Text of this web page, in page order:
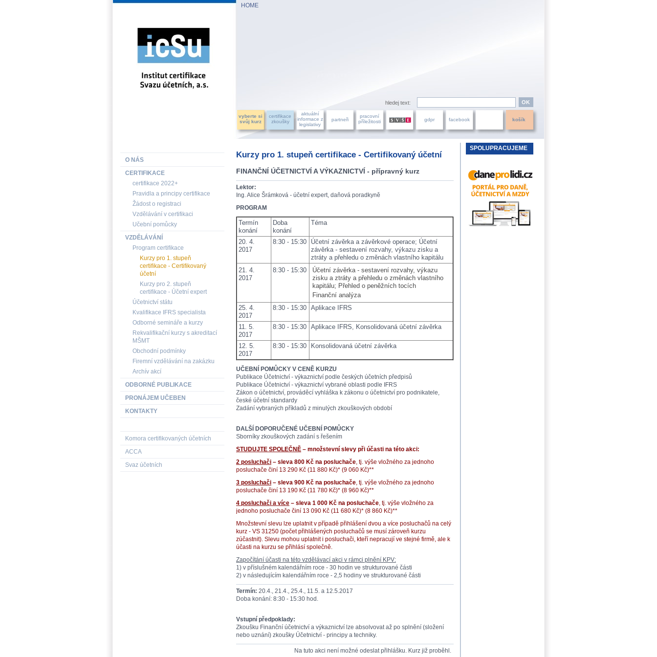
HOME
hledej text:
vyberte si
svůj kurz
certifikace
zkoušky
aktuální
informace z
legislativy
partneři
pracovní
příležitosti
gdpr facebook košík
Kurzy pro 1. stupeň certifikace - Certifikovaný účetní
FINANČNÍ ÚČETNICTVÍ A VÝKAZNICTVÍ - přípravný kurz
Lektor:
Ing. Alice Šrámková - účetní expert, daňová poradkyně
PROGRAM
Termín
konání
Doba
konání
Téma
20. 4.
2017
8:30 - 15:30
Účetní závěrka a závěrkové operace; Účetní
závěrka - sestavení rozvahy, výkazu zisku a
ztráty a přehledu o změnách vlastního kapitálu
21. 4.
2017
8:30 - 15:30
Účetní závěrka - sestavení rozvahy, výkazu
zisku a ztráty a přehledu o změnách vlastního
kapitálu; Přehled o peněžních tocích
Finanční analýza
25. 4.
2017
8:30 - 15:30 Aplikace IFRS
11. 5.
2017
8:30 - 15:30 Aplikace IFRS, Konsolidovaná účetní závěrka
12. 5.
2017
8:30 - 15:30 Konsolidovaná účetní závěrka
UČEBNÍ POMŮCKY V CENĚ KURZU
Publikace Účetnictví - výkaznictví podle českých účetních předpisů
Publikace Účetnictví - výkaznictví vybrané oblasti podle IFRS
Zákon o účetnictví, prováděcí vyhláška k zákonu o účetnictví pro podnikatele,
české účetní standardy
Zadání vybraných příkladů z minulých zkouškových období
DALŠÍ DOPORUČENÉ UČEBNÍ POMŮCKY
Sborníky zkouškových zadání s řešením
STUDUJTE SPOLEČNĚ – množstevní slevy při účasti na této akci:
2 posluchači – sleva 800 Kč na posluchače, tj. výše vložného za jednoho
posluchače činí 13 290 Kč (11 880 Kč)* (9 060 Kč)**
3 posluchači – sleva 900 Kč na posluchače, tj. výše vložného za jednoho
posluchače činí 13 190 Kč (11 780 Kč)* (8 960 Kč)**
4 posluchači a více – sleva 1 000 Kč na posluchače, tj. výše vložného za
jednoho posluchače činí 13 090 Kč (11 680 Kč)* (8 860 Kč)**
Množstevní slevu lze uplatnit v případě přihlášení dvou a více posluchačů na celý
kurz - VS 31250 (počet přihlášených posluchačů se musí zároveň kurzu
zúčastnit). Slevu mohou uplatnit i posluchači, kteří nepracují ve stejné firmě, ale k
účasti na kurzu se přihlásí společně.
Započítání účasti na této vzdělávací akci v rámci plnění KPV:
1) v příslušném kalendářním roce - 30 hodin ve strukturované části
2) v následujícím kalendářním roce - 2,5 hodiny ve strukturované části
Termín: 20.4., 21.4., 25.4., 11.5. a 12.5.2017
Doba konání: 8:30 - 15:30 hod.
Vstupní předpoklady:
Zkoušku Finanční účetnictví a výkaznictví lze absolvovat až po splnění (složení
nebo uznání) zkoušky Účetnictví - principy a techniky.
Na tuto akci není možné odeslat přihlášku. Kurz již proběhl.
O NÁS
CERTIFIKACE
certifikace 2022+
Pravidla a principy certifikace
Žádost o registraci
Vzdělávání v certifikaci
Učební pomůcky
VZDĚLÁVÁNÍ
Program certifikace
Kurzy pro 1. stupeň
certifikace - Certifikovaný
účetní
Kurzy pro 2. stupeň
certifikace - Účetní expert
Účetnictví státu
Kvalifikace IFRS specialista
Odborné semináře a kurzy
Rekvalifikační kurzy s akreditací
MŠMT
Obchodní podmínky
Firemní vzdělávání na zakázku
Archív akcí
ODBORNÉ PUBLIKACE
PRONÁJEM UČEBEN
KONTAKTY
Komora certifikovaných účetních
ACCA
Svaz účetních
SPOLUPRACUJEME